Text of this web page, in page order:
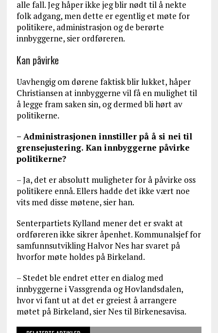
alle fall. Jeg håper ikke jeg blir nødt til å nekte
folk adgang, men dette er egentlig et møte for
politikere, administrasjon og de berørte
innbyggerne, sier ordføreren.
Kan påvirke
Uavhengig om dørene faktisk blir lukket, håper
Christiansen at innbyggerne vil få en mulighet til
å legge fram saken sin, og dermed bli hørt av
politikerne.
– Administrasjonen innstiller på å si nei til
grensejustering. Kan innbyggerne påvirke
politikerne?
– Ja, det er absolutt muligheter for å påvirke oss
politikere ennå. Ellers hadde det ikke vært noe
vits med disse møtene, sier han.
Senterpartiets Kylland mener det er svakt at
ordføreren ikke sikrer åpenhet. Kommunalsjef for
samfunnsutvikling Halvor Nes har svaret på
hvorfor møte holdes på Birkeland.
– Stedet ble endret etter en dialog med
innbyggerne i Vassgrenda og Hovlandsdalen,
hvor vi fant ut at det er greiest å arrangere
møtet på Birkeland, sier Nes til Birkenesavisa.